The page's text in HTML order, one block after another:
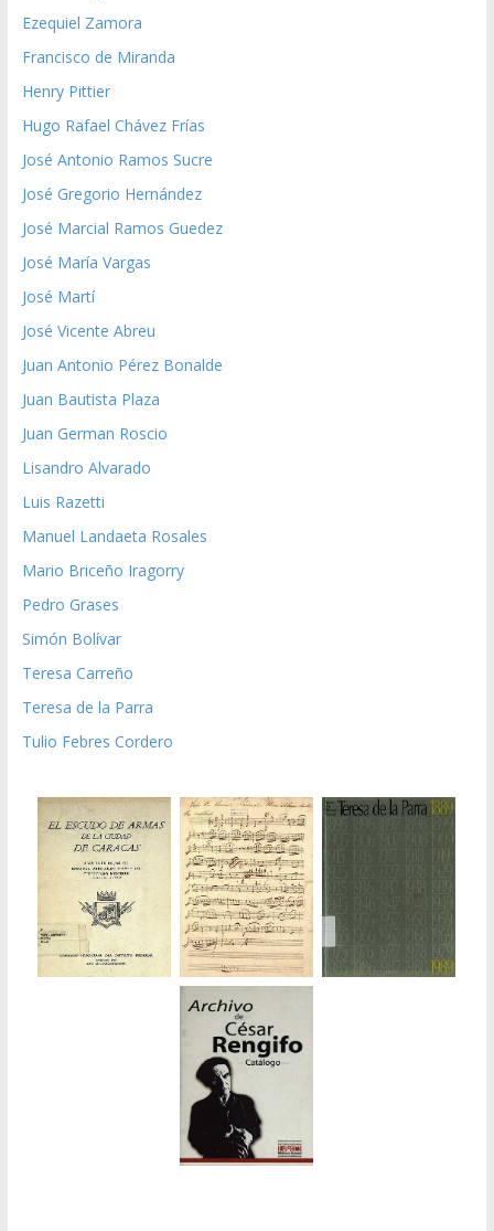
Ezequiel Zamora
Francisco de Miranda
Henry Pittier
Hugo Rafael Chávez Frías
José Antonio Ramos Sucre
José Gregorio Hernández
José Marcial Ramos Guedez
José María Vargas
José Martí
José Vicente Abreu
Juan Antonio Pérez Bonalde
Juan Bautista Plaza
Juan German Roscio
Lisandro Alvarado
Luis Razetti
Manuel Landaeta Rosales
Mario Briceño Iragorry
Pedro Grases
Simón Bolívar
Teresa Carreño
Teresa de la Parra
Tulio Febres Cordero